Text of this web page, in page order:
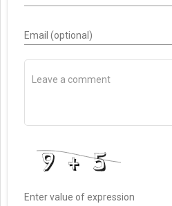
Email (optional)
Enter value of expression